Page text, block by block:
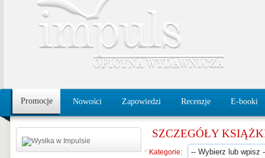
Promocje Nowości Zapowiedzi Recenzje E-booki
SZCZEGÓŁY
Kategorie: